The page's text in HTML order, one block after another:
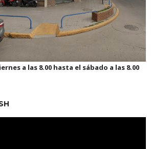
a las 8.00 hasta el sábado a las 8.00